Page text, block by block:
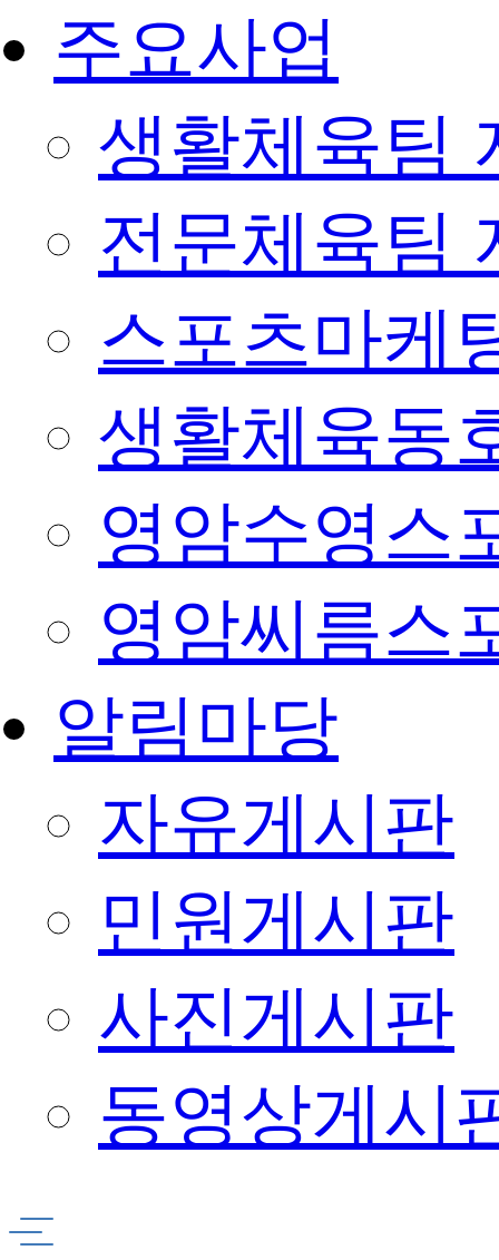
주요사업
생활체육팀
전문체육팀
스포츠마케
생활체육동
영암수영스
영암씨름스
알림마당
자유게시판
민원게시판
사진게시판
동영상게시